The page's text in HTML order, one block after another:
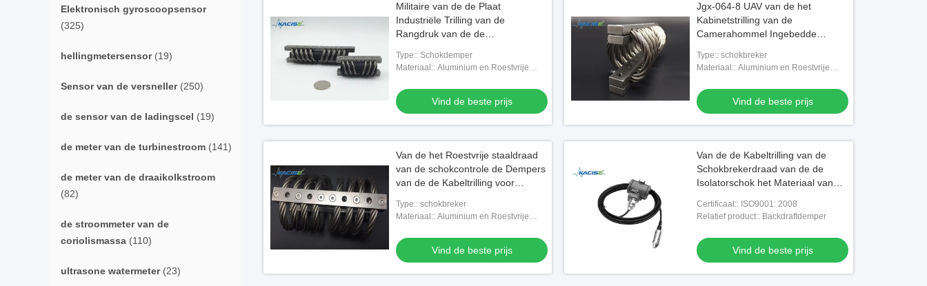
Elektronisch gyroscoopsensor
(325)
hellingmetersensor(19)
Sensor van de versneller(250)
de sensor van de ladingscel (19)
de meter van de turbinestroom (141)
de meter van de draaikolkstroom
(82)
de stroommeter van de
coriolismassa (110)
ultrasone watermeter(23)
Militaire van de de Plaat
Industriële Trilling van de
Rangdruk van de de
KabelSchokbreker 7Hz - 15Hz
Type:: Schokdemper
Materiaal:: Aluminium en Roestvrije
Vind de beste prijs
Jgx-064-8 UAV van de het
Kabinetstrilling van de
Camerahommel Ingebedde
Schokcontrole van de het
Kabelisolator
Type:: schokbreker
Materiaal:: Aluminium en Roestvrije
Vind de beste prijs
Van de het Roestvrije staaldraad
van de schokcontrole de Dempers
van de de Kabeltrilling voor
Type:: schokbreker
Materiaal:: Aluminium en Roestvrije
Vind de beste prijs
Van de de Kabeltrilling van de
Schokbrekerdraad van de de
Isolatorschok het Materiaal van
Certificaat:: ISO9001: 2008
Relatief product:: Backdraftdemper
Vind de beste prijs